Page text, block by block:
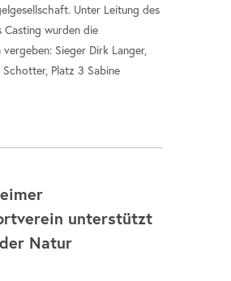
Unter Leitung des
Casting wurden die
vergeben: Sieger Dirk Langer,
Schotter, Platz 3 Sabine
unterstützt
Natur